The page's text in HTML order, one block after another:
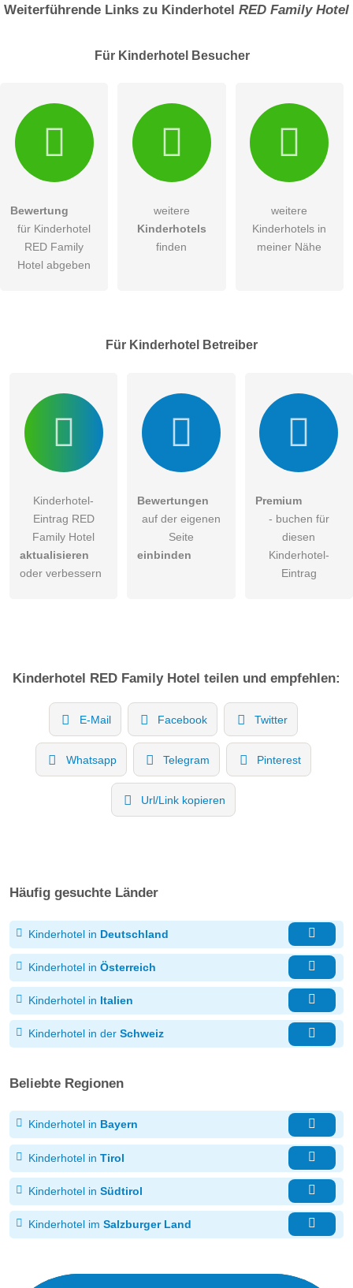
E-Mail-Adresse (wird nicht veröffentlicht)
Hiermit akzeptiere ich dieAGB
DieDatenschutzerklärung habe ich zur Kenntnis genommen.
Besucher sichtbar.
Weiterführende Links zu Kinderhotel RED Family Hotel
Für Kinderhotel Besucher
Bewertung
für Kinderhotel
RED Family
Hotel abgeben
weitere
Kinderhotels
finden
weitere
Kinderhotels in
meiner Nähe
Für Kinderhotel Betreiber
Kinderhotel-
Eintrag RED
Family Hotel
aktualisieren
oder verbessern
Bewertungen
auf der eigenen
Seite
einbinden
Premium
- buchen für
diesen
Kinderhotel-
Eintrag
Kinderhotel RED Family Hotel teilen und empfehlen:
E-Mail Facebook Twitter
Whatsapp Telegram Pinterest
Url/Link kopieren
Häufig gesuchte Länder
Kinderhotel in Deutschland
Kinderhotel in Österreich
Kinderhotel in Italien
Kinderhotel in der Schweiz
Beliebte Regionen
Kinderhotel in Bayern
Kinderhotel in Tirol
Kinderhotel in Südtirol
Kinderhotel im Salzburger Land